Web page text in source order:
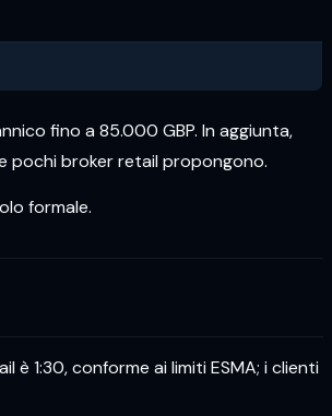
fino a 85.000 GBP. In aggiunta,
pochi broker retail propongono.
formale.
è 1:30, conforme ai limiti ESMA; i clienti